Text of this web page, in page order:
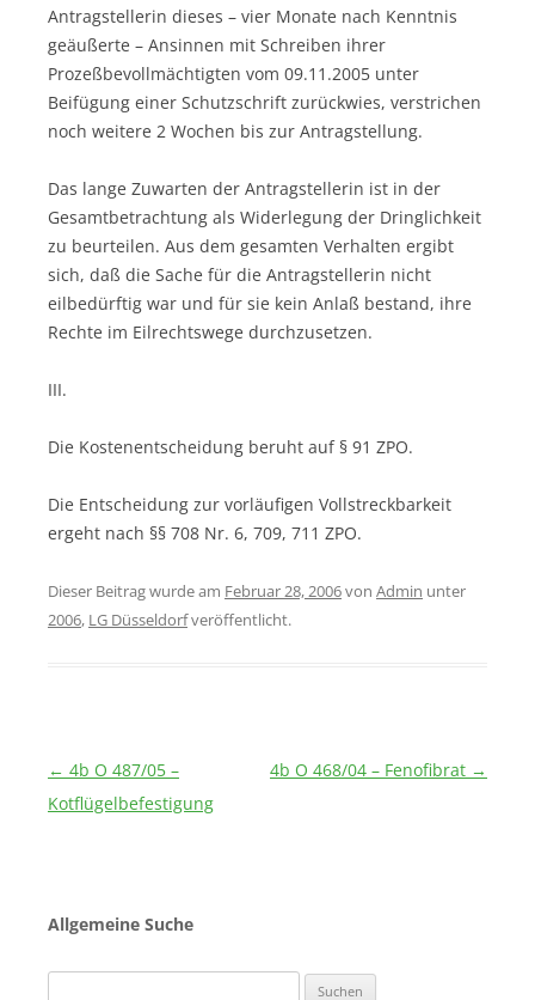
Antragstellerin dieses – vier Monate nach Kenntnis
geäußerte – Ansinnen mit Schreiben ihrer
Prozeßbevollmächtigten vom 09.11.2005 unter
Beifügung einer Schutzschrift zurückwies, verstrichen
noch weitere 2 Wochen bis zur Antragstellung.
Das lange Zuwarten der Antragstellerin ist in der
Gesamtbetrachtung als Widerlegung der Dringlichkeit
zu beurteilen. Aus dem gesamten Verhalten ergibt
sich, daß die Sache für die Antragstellerin nicht
eilbedürftig war und für sie kein Anlaß bestand, ihre
Rechte im Eilrechtswege durchzusetzen.
III.
Die Kostenentscheidung beruht auf § 91 ZPO.
Die Entscheidung zur vorläufigen Vollstreckbarkeit
ergeht nach §§ 708 Nr. 6, 709, 711 ZPO.
Dieser Beitrag wurde am Februar 28, 2006von Admin unter
2006, LG Düsseldorfveröffentlicht.
Beitragsnavigation
← 4b O 487/05 –
Kotflügelbefestigung
4b O 468/04 – Fenofibrat →
Allgemeine Suche